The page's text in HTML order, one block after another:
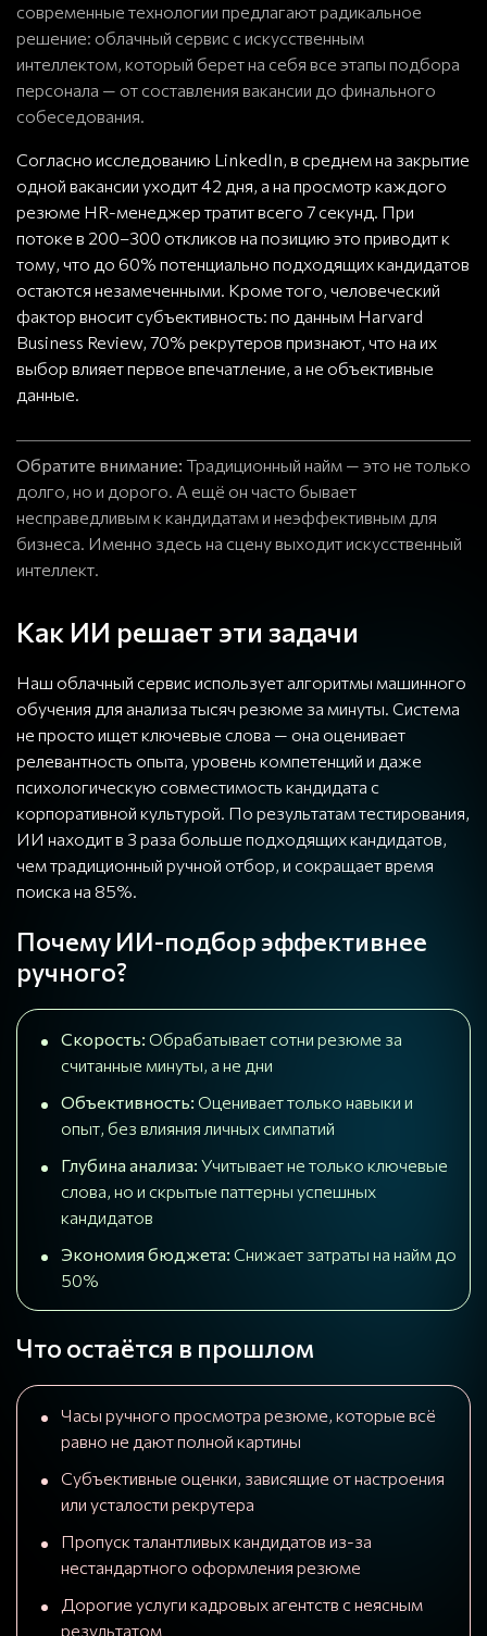
современные технологии предлагают радикальное
решение: облачный сервис с искусственным
интеллектом, который берет на себя все этапы подбора
персонала — от составления вакансии до финального
собеседования.
Согласно исследованию LinkedIn, в среднем на закрытие
одной вакансии уходит 42 дня, а на просмотр каждого
резюме HR-менеджер тратит всего 7 секунд. При
потоке в 200–300 откликов на позицию это приводит к
тому, что до 60% потенциально подходящих кандидатов
остаются незамеченными. Кроме того, человеческий
фактор вносит субъективность: по данным Harvard
Business Review, 70% рекрутеров признают, что на их
выбор влияет первое впечатление, а не объективные
данные.
Обратите внимание: Традиционный найм — это не только
долго, но и дорого. А ещё он часто бывает
несправедливым к кандидатам и неэффективным для
бизнеса. Именно здесь на сцену выходит искусственный
интеллект.
Как ИИ решает эти задачи
Наш облачный сервис использует алгоритмы машинного
обучения для анализа тысяч резюме за минуты. Система
не просто ищет ключевые слова — она оценивает
релевантность опыта, уровень компетенций и даже
психологическую совместимость кандидата с
корпоративной культурой. По результатам тестирования,
ИИ находит в 3 раза больше подходящих кандидатов,
чем традиционный ручной отбор, и сокращает время
поиска на 85%.
Почему ИИ-подбор эффективнее
ручного?
Скорость: Обрабатывает сотни резюме за
считанные минуты, а не дни
Объективность: Оценивает только навыки и
опыт, без влияния личных симпатий
Глубина анализа: Учитывает не только ключевые
слова, но и скрытые паттерны успешных
кандидатов
Экономия бюджета: Снижает затраты на найм до
50%
Что остаётся в прошлом
Часы ручного просмотра резюме, которые всё
равно не дают полной картины
Субъективные оценки, зависящие от настроения
или усталости рекрутера
Пропуск талантливых кандидатов из-за
нестандартного оформления резюме
Дорогие услуги кадровых агентств с неясным
результатом